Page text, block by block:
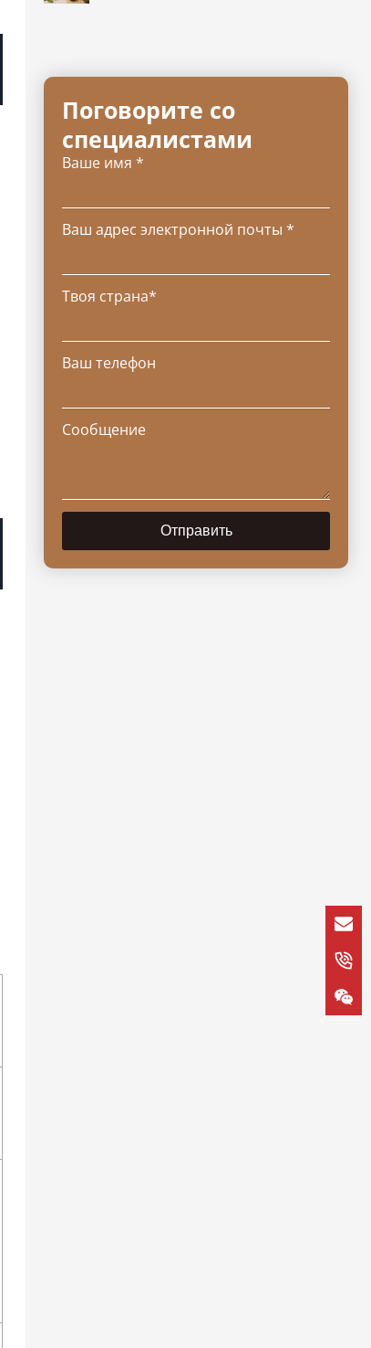
Поговорите со
специалистами
Ваше имя *
Ваш адрес электронной почты *
Твоя страна*
Ваш телефон
Сообщение
Отправить